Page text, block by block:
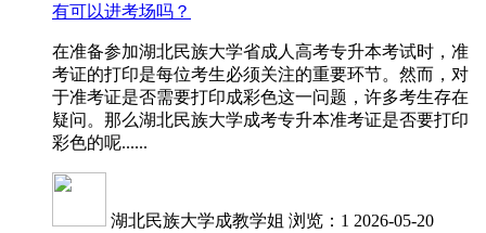
有可以进考场吗？
在准备参加湖北民族大学省成人高考专升本考试时，准
考证的打印是每位考生必须关注的重要环节。然而，对
于准考证是否需要打印成彩色这一问题，许多考生存在
疑问。那么湖北民族大学成考专升本准考证是否要打印
彩色的呢......
湖北民族大学成教学姐 浏览：1 2026-05-20